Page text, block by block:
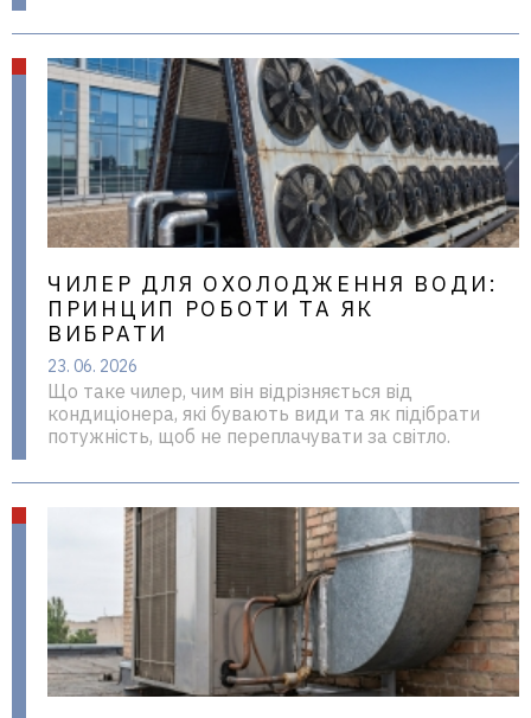
ЧИЛЕР ДЛЯ ОХОЛОДЖЕННЯ ВОДИ:
ПРИНЦИП РОБОТИ ТА ЯК
ВИБРАТИ
23. 06. 2026
Що таке чилер, чим він відрізняється від
кондиціонера, які бувають види та як підібрати
потужність, щоб не переплачувати за світло.